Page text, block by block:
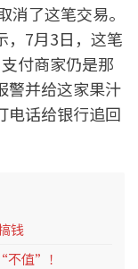
了这笔交易。
，7月3日，这笔
付商家仍是那
警并给这家果汁
电话给银行追回
钱
不值”！